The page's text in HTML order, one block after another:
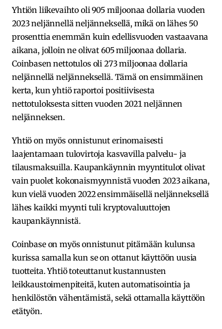
Yhtiön liikevaihto oli 905 miljoonaa dollaria vuoden
2023 neljännellä neljänneksellä, mikä on lähes 50
prosenttia enemmän kuin edellisvuoden vastaavana
aikana, jolloin ne olivat 605 miljoonaa dollaria.
Coinbasen nettotulos oli 273 miljoonaa dollaria
neljännellä neljänneksellä. Tämä on ensimmäinen
kerta, kun yhtiö raportoi positiivisesta
nettotuloksesta sitten vuoden 2021 neljännen
neljänneksen.
Yhtiö on myös onnistunut erinomaisesti
laajentamaan tulovirtoja kasvavilla palvelu- ja
tilausmaksuilla. Kaupankäynnin myyntitulot olivat
vain puolet kokonaismyynnistä vuoden 2023 aikana,
kun vielä vuoden 2022 ensimmäisellä neljänneksellä
lähes kaikki myynti tuli kryptovaluuttojen
kaupankäynnistä.
Coinbase on myös onnistunut pitämään kulunsa
kurissa samalla kun se on ottanut käyttöön uusia
tuotteita. Yhtiö toteuttanut kustannusten
leikkaustoimenpiteitä, kuten automatisointia ja
henkilöstön vähentämistä, sekä ottamalla käyttöön
etätyön.